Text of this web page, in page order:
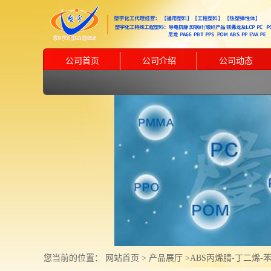
公司首页 公司介绍 公司动态
您当前的位置： 网站首页 > 产品展厅 >ABS丙烯腈-丁二烯-